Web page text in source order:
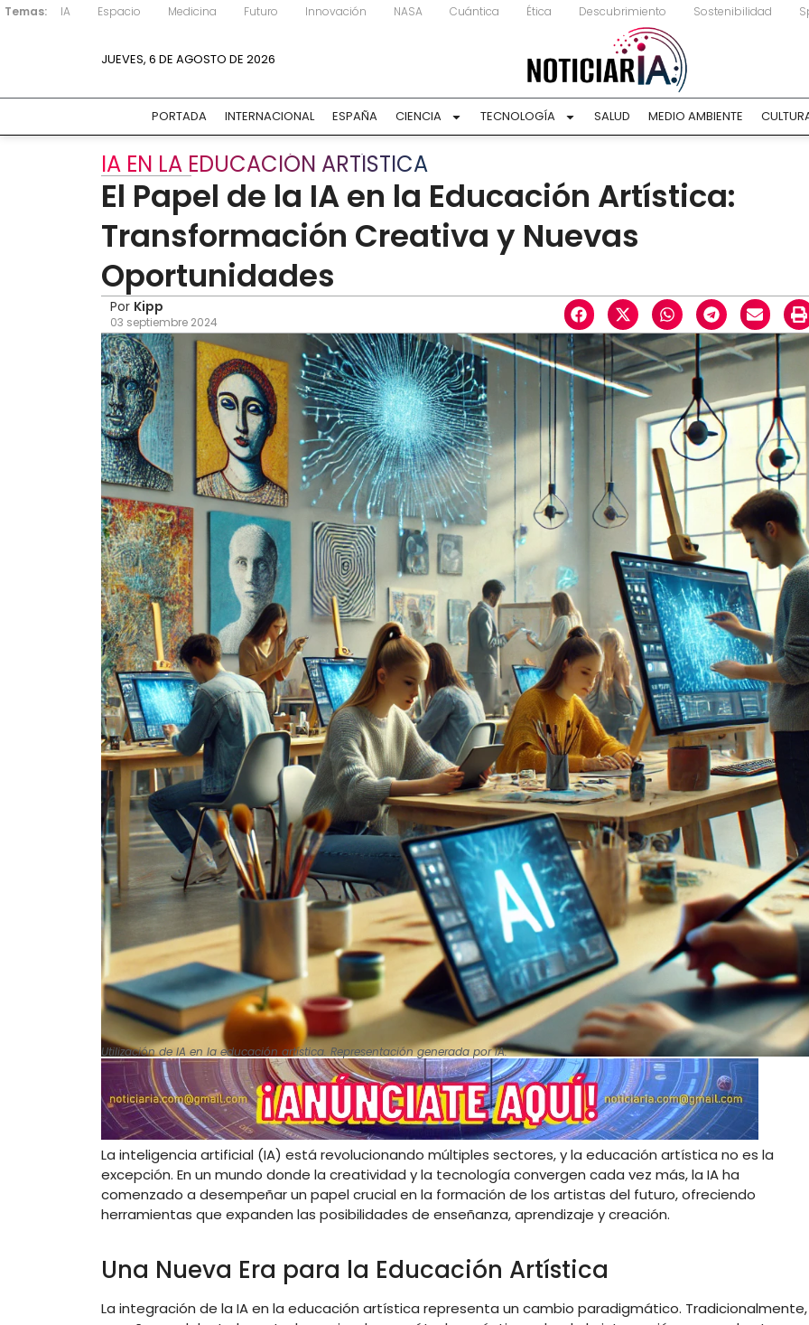
Temas: IA Espacio Medicina Futuro Innovación NASA Cuántica Ética Descubrimiento Sostenibilidad
JUEVES, 6 DE AGOSTO DE 2026
PORTADA INTERNACIONAL ESPAÑA CIENCIA TECNOLOGÍA SALUD MEDIO AMBIENTE
IA EN LA EDUCACIÓN ARTÍSTICA
El Papel de la IA en la Educación Artística:
Transformación Creativa y Nuevas
Oportunidades
Por Kipp
03 septiembre 2024
Utilización de IA en la educación artística. Representación generada por IA.
La inteligencia artificial (IA) está revolucionando múltiples sectores, y la educación artística no es la
excepción. En un mundo donde la creatividad y la tecnología convergen cada vez más, la IA ha
comenzado a desempeñar un papel crucial en la formación de los artistas del futuro, ofreciendo
herramientas que expanden las posibilidades de enseñanza, aprendizaje y creación.
Una Nueva Era para la Educación Artística
La integración de la IA en la educación artística representa un cambio paradigmático. Tradicionalmente,